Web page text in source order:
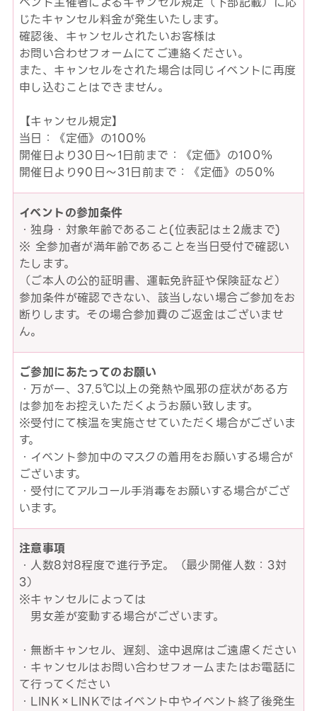
じたキャンセル料金が発生いたします。
確認後、キャンセルされたいお客様は
お問い合わせフォームにてご連絡ください。
また、キャンセルをされた場合は同じイベントに再度
申し込むことはできません。
【キャンセル規定】
当日：《定価》の100％
開催日より30日～1日前まで：《定価》の100％
開催日より90日～31日前まで：《定価》の50％
イベントの参加条件
・独身・対象年齢であること(位表記は±2歳まで)
※ 全参加者が満年齢であることを当日受付で確認い
たします。
（ご本人の公的証明書、運転免許証や保険証など）
参加条件が確認できない、該当しない場合ご参加をお
断りします。その場合参加費のご返金はございませ
ん。
ご参加にあたってのお願い
・万が一、37.5℃以上の発熱や風邪の症状がある方
は参加をお控えいただくようお願い致します。
※受付にて検温を実施させていただく場合がございま
す。
・イベント参加中のマスクの着用をお願いする場合が
ございます。
・受付にてアルコール手消毒をお願いする場合がござ
います。
注意事項
・人数8対8程度で進行予定。（最少開催人数：3対
3）
※キャンセルによっては
男女差が変動する場合がございます。
・無断キャンセル、遅刻、途中退席はご遠慮ください
・キャンセルはお問い合わせフォームまたはお電話に
て行ってください
・LINK×LINKではイベント中やイベント終了後発生